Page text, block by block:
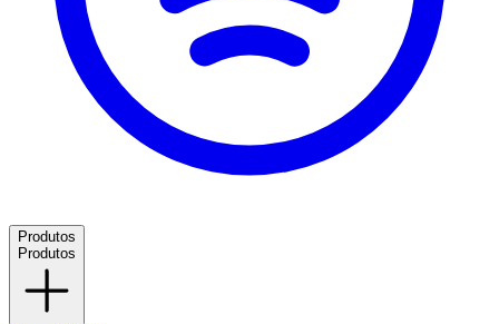
Produtos
Produtos